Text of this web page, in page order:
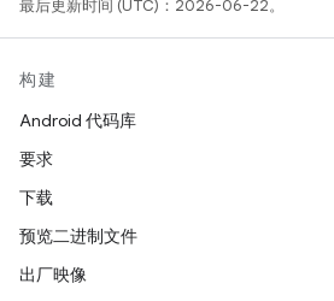
最后更新时间 (UTC)：2026-06-22。
构建
Android 代码库
要求
下载
预览二进制文件
出厂映像